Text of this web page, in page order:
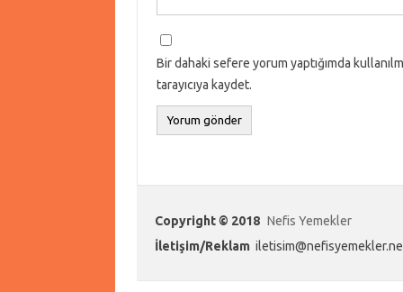
Bir dahaki sefere yorum yaptığımda
tarayıcıya kaydet.
Copyright © 2018 Nefis Yemekler
İletişim/Reklam